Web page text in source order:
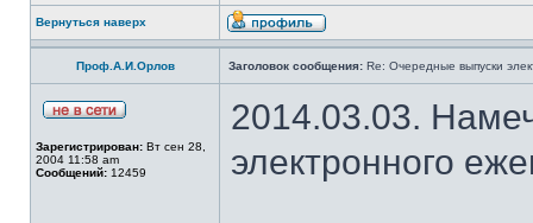
Вернуться наверх
Проф.А.И.Орлов Заголовок сообщения: Re: Очередные выпуски
Зарегистрирован: Вт сен 28,
2004 11:58 am
Сообщений: 12459
2014.03.03.
электронного